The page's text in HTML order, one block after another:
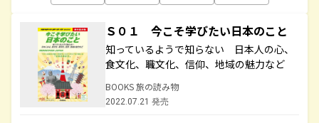
Ｓ０１ 今こそ学びたい日本のこと
知っているようで知らない 日本人の心、
食文化、職文化、信仰、地域の魅力など
BOOKS 旅の読み物
2022.07.21 発売